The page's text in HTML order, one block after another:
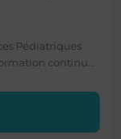
Pédiatriques
continue